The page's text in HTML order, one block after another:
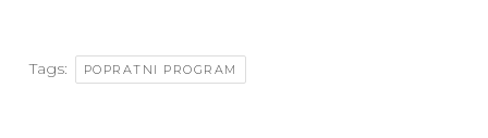
Tags: POPRATNI PROGRAM